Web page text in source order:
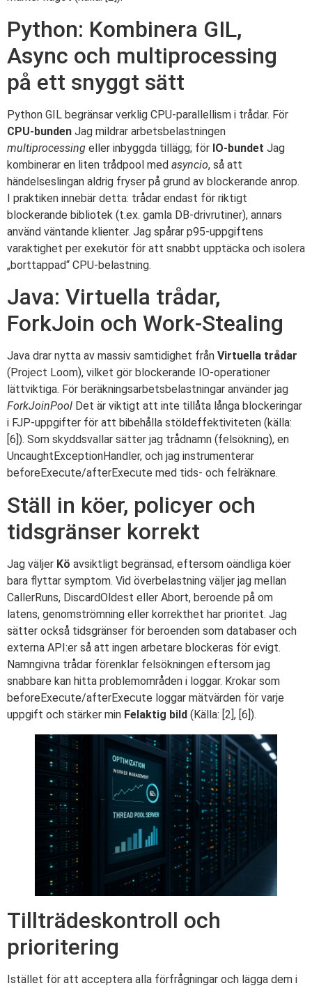
Python: Kombinera GIL,
Async och multiprocessing
på ett snyggt sätt
Python GIL begränsar verklig CPU-parallellism i trådar. För
CPU-bunden Jag mildrar arbetsbelastningen
multiprocessing eller inbyggda tillägg; för IO-bundet Jag
kombinerar en liten trådpool med asyncio, så att
händelseslingan aldrig fryser på grund av blockerande anrop.
I praktiken innebär detta: trådar endast för riktigt
blockerande bibliotek (t.ex. gamla DB-drivrutiner), annars
använd väntande klienter. Jag spårar p95-uppgiftens
varaktighet per exekutör för att snabbt upptäcka och isolera
„borttappad“ CPU-belastning.
Java: Virtuella trådar,
ForkJoin och Work-Stealing
Java drar nytta av massiv samtidighet från Virtuella trådar
(Project Loom), vilket gör blockerande IO-operationer
lättviktiga. För beräkningsarbetsbelastningar använder jag
ForkJoinPool Det är viktigt att inte tillåta långa blockeringar
i FJP-uppgifter för att bibehålla stöldeffektiviteten (källa:
[6]). Som skyddsvallar sätter jag trådnamn (felsökning), en
UncaughtExceptionHandler, och jag instrumenterar
beforeExecute/afterExecute med tids- och felräknare.
Ställ in köer, policyer och
tidsgränser korrekt
Jag väljer Kö avsiktligt begränsad, eftersom oändliga köer
bara flyttar symptom. Vid överbelastning väljer jag mellan
CallerRuns, DiscardOldest eller Abort, beroende på om
latens, genomströmning eller korrekthet har prioritet. Jag
sätter också tidsgränser för beroenden som databaser och
externa API:er så att ingen arbetare blockeras för evigt.
Namngivna trådar förenklar felsökningen eftersom jag
snabbare kan hitta problemområden i loggar. Krokar som
beforeExecute/afterExecute loggar mätvärden för varje
uppgift och stärker min Felaktig bild (Källa: [2], [6]).
Tillträdeskontroll och
prioritering
Istället för att acceptera alla förfrågningar och lägga dem i